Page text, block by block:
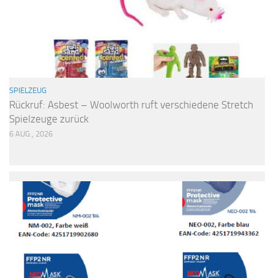
SPIELZEUG
Rückruf: Asbest – Woolworth ruft verschiedene Stretch
Spielzeuge zurück
6 AUG., 2026